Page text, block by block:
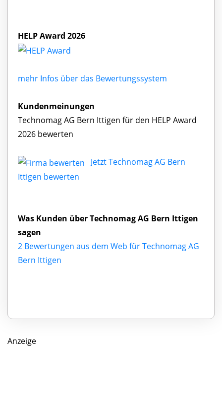
HELP Award 2026
mehr Infos über das Bewertungssystem
Kundenmeinungen
Technomag AG Bern Ittigen für den HELP Award
2026 bewerten
Jetzt Technomag AG Bern
Ittigen bewerten
Was Kunden über Technomag AG Bern Ittigen
sagen
2 Bewertungen aus dem Web für Technomag AG
Bern Ittigen
Anzeige